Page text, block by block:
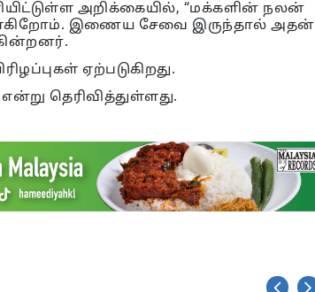
அறிக்கையில், “மக்களின் நலன்
இணைய சேவை இருந்தால் அதன்
ஏற்படுகிறது.
தெரிவித்துள்ளது.